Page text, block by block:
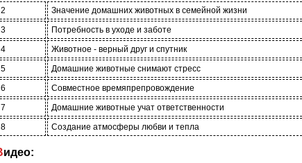
2
Значение домашних животных в семейной жизни
3
Потребность в уходе и заботе
4
Животное - верный друг и спутник
5
Домашние животные снимают стресс
6
Совместное времяпрепровождение
7
Домашние животные учат ответственности
8
Создание атмосферы любви и тепла
Видео: